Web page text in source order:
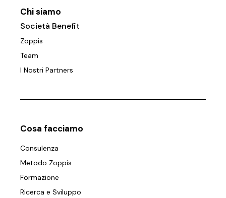
Chi siamo
Società Benefit
Zoppis
Team
I Nostri Partners
Cosa facciamo
Consulenza
Metodo Zoppis
Formazione
Ricerca e Sviluppo